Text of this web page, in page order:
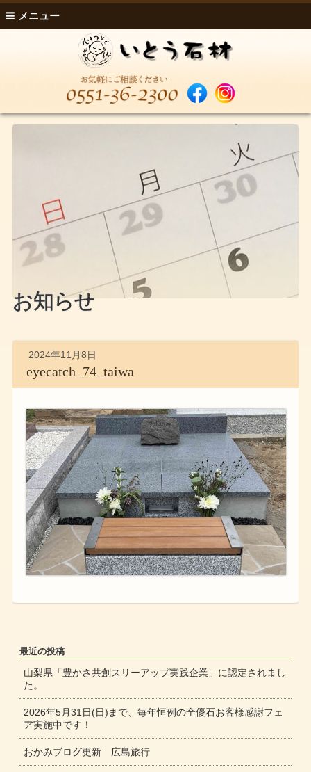
メニュー
お知らせ
2024年11月8日
eyecatch_74_taiwa
最近の投稿
山梨県「豊かさ共創スリーアップ実践企業」に認定されまし
た。
2026年5月31日(日)まで、毎年恒例の全優石お客様感謝フェ
ア実施中です！
おかみブログ更新 広島旅行